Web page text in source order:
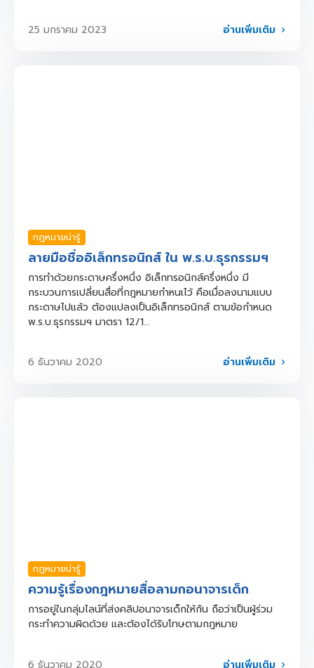
25 มกราคม 2023 อ่านเพิ่มเติม
กฎหมายน่ารู้
ลายมือชื่ออิเล็กทรอนิกส์ ใน พ.ร.บ.ธุรกรรมฯ
การทำด้วยกระดาษครึ่งหนึ่ง อิเล็กทรอนิกส์ครึ่งหนึ่ง มี
กระบวนการเปลี่ยนสื่อที่กฎหมายกำหนเไว้ คือเมื่อลงนามแบบ
กระดาษไปแล้ว ต้องแปลงเป็นอิเล็กทรอนิกส์ ตามข้อกำหนด
พ.ร.บ.ธุรกรรมฯ มาตรา 12/1...
6 ธันวาคม 2020 อ่านเพิ่มเติม
กฎหมายน่ารู้
ความรู้เรื่องกฎหมายสื่อลามกอนาจารเด็ก
การอยู่ในกลุ่มไลน์ที่ส่งคลิปอนาจารเด็กให้กัน ถือว่าเป็นผู้ร่วม
กระทำความผิดด้วย และต้องได้รับโทษตามกฎหมาย
6 ธันวาคม 2020 อ่านเพิ่มเติม